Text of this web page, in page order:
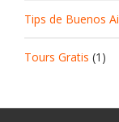
Tips de Buenos
Tours Gratis (1)